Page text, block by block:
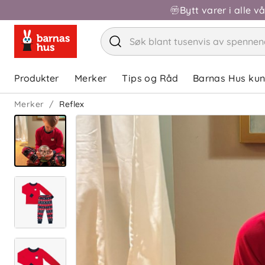
Bytt varer i alle
Produkter Merker Tips og Råd Barnas Hus
Merker Reflex